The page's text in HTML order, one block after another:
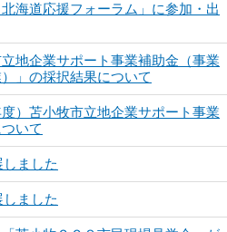
海道応援フォーラム」に参加・出
地企業サポート事業補助金（事業
」の採択結果について
）苫小牧市立地企業サポート事業
いて
ました
しました